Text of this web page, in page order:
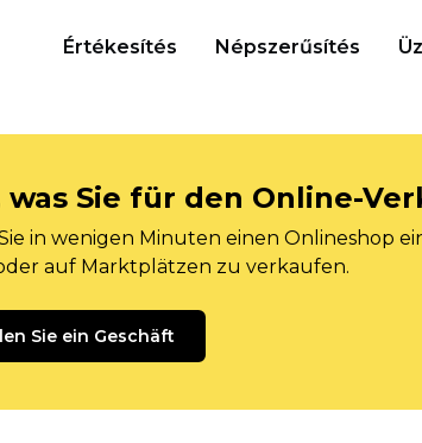
Értékesítés Népszerűsítés
was Sie für den Online-
in wenigen Minuten einen Onlineshop
auf Marktplätzen zu verkaufen.
Sie ein Geschäft